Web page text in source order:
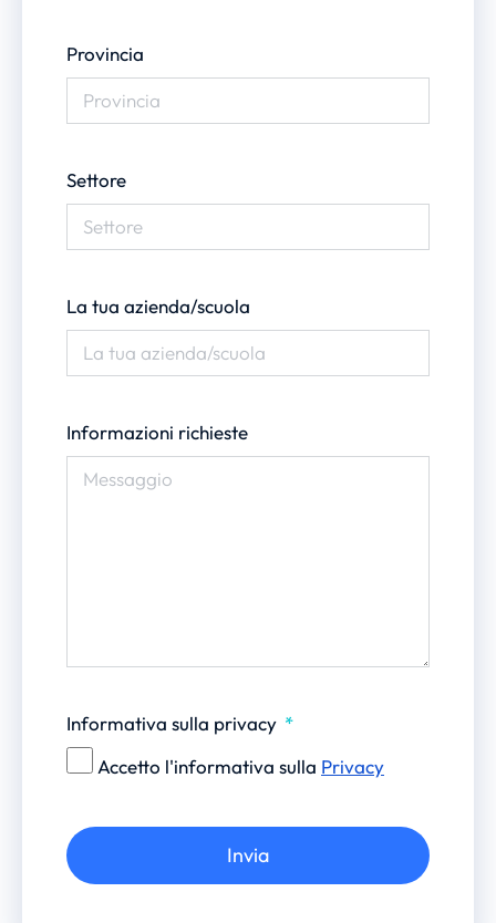
Provincia
Settore
La tua azienda/scuola
Informazioni richieste
Informativa sulla privacy
Accetto l'informativa sulla Privacy
Invia